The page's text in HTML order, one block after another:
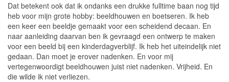
Dat betekent ook dat ik ondanks een drukke fulltime baan nog tijd
heb voor mijn grote hobby: beeldhouwen en boetseren. Ik heb
een keer een beeldje gemaakt voor een scheidend decaan. En
naar aanleiding daarvan ben ik gevraagd een ontwerp te maken
voor een beeld bij een kinderdagverblijf. Ik heb het uiteindelijk niet
gedaan. Dan moet je erover nadenken. En voor mij
vertegenwoordigt beeldhouwen juist niet nadenken. Vrijheid. En
die wilde ik niet verliezen.